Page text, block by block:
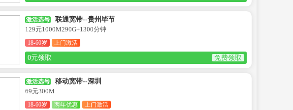
激活选号
联通宽带--贵州毕节
129元1000M290G+1300分钟
18-60岁 上门激活
0元领取 免费领取
激活选号
移动宽带--深圳
69元300M
18-60岁 两年优惠 上门激活